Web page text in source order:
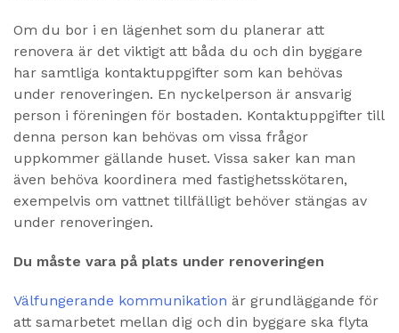
Om du bor i en lägenhet som du planerar att
renovera är det viktigt att båda du och din byggare
har samtliga kontaktuppgifter som kan behövas
under renoveringen. En nyckelperson är ansvarig
person i föreningen för bostaden. Kontaktuppgifter till
denna person kan behövas om vissa frågor
uppkommer gällande huset. Vissa saker kan man
även behöva koordinera med fastighetsskötaren,
exempelvis om vattnet tillfälligt behöver stängas av
under renoveringen.
Du måste vara på plats under renoveringen
Välfungerande kommunikation är grundläggande för
att samarbetet mellan dig och din byggare ska flyta